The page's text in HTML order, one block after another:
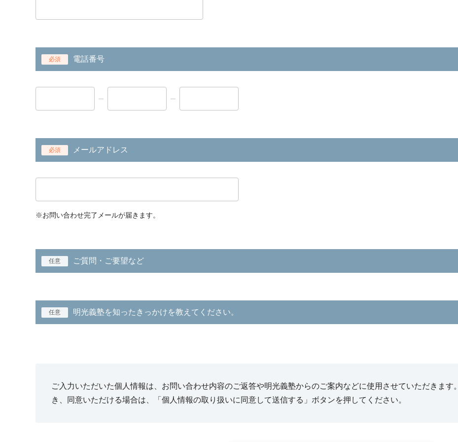
必須 電話番号
必須 メールアドレス
※お問い合わせ完了メールが届きます。
任意 ご質問・ご要望など
任意 明光義塾を知ったきっかけを教えてください。
ご入力いただいた個人情報は、お問い合わせ内容のご返答や明光義塾からのご案内などに使用させていただきます。
き、同意いただける場合は、「個人情報の取り扱いに同意して送信する」ボタンを押してください。